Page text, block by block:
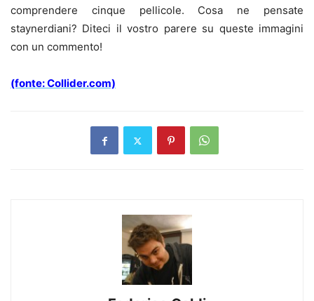
comprendere cinque pellicole. Cosa ne pensate
staynerdiani? Diteci il vostro parere su queste immagini
con un commento!
(fonte: Collider.com)